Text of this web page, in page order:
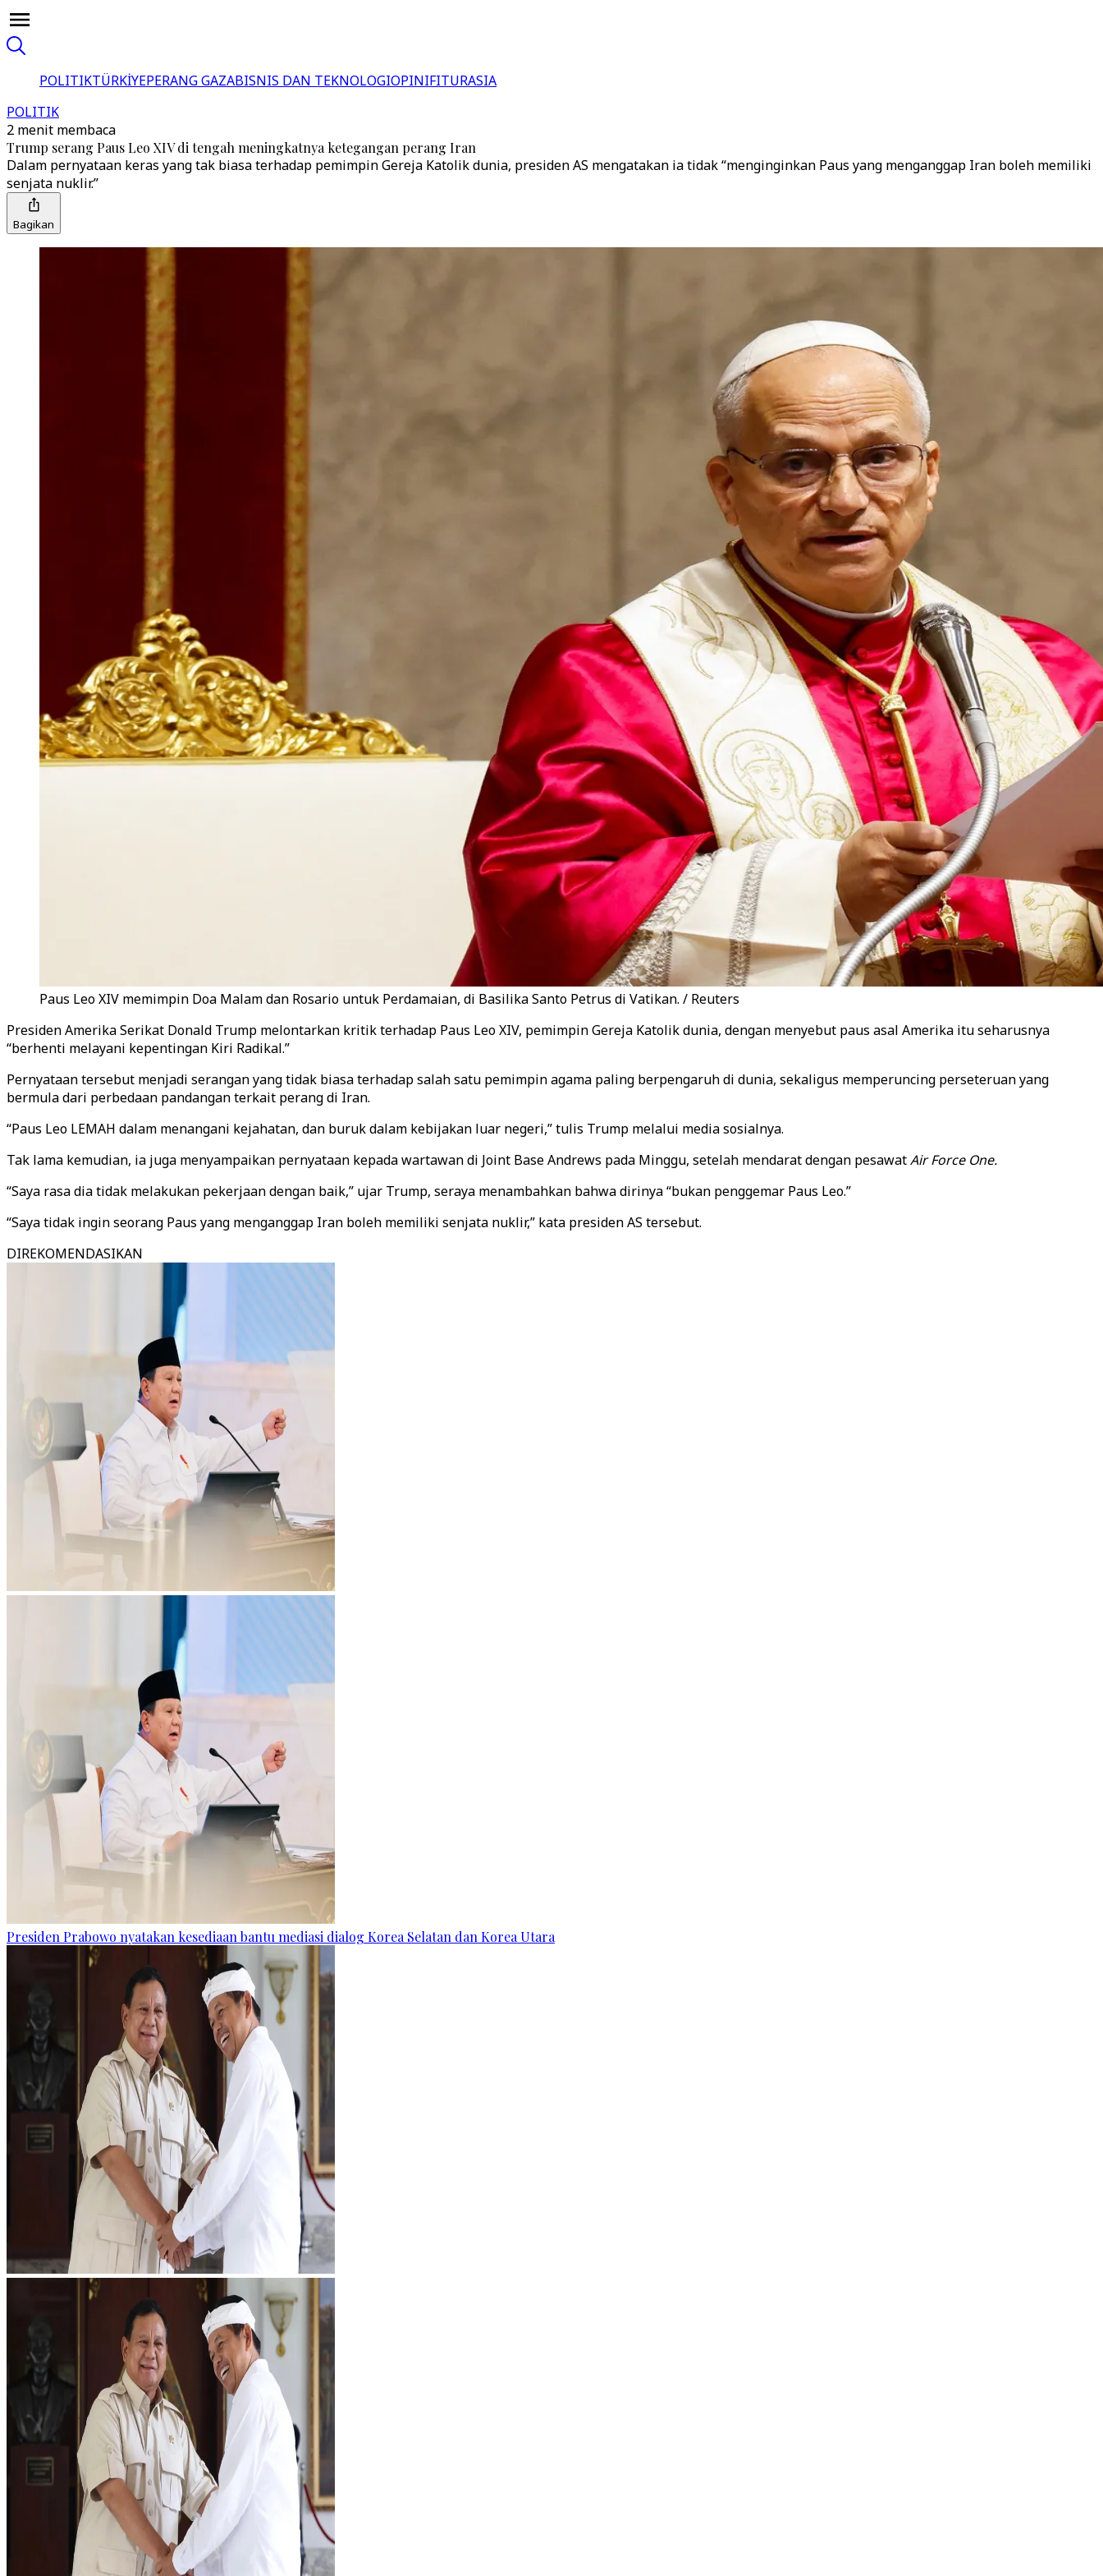
POLITIKTÜRKİYEPERANG GAZABISNIS DAN TEKNOLOGIOPINIFITURASIA
POLITIK
2 menit membaca
Trump serang Paus Leo XIV di tengah meningkatnya ketegangan perang Iran
Dalam pernyataan keras yang tak biasa terhadap pemimpin Gereja Katolik dunia, presiden AS mengatakan ia tidak “menginginkan Paus yang menganggap Iran boleh memiliki
senjata nuklir.”
Bagikan
Paus Leo XIV memimpin Doa Malam dan Rosario untuk Perdamaian, di Basilika Santo Petrus di Vatikan. / Reuters
Presiden Amerika Serikat Donald Trump melontarkan kritik terhadap Paus Leo XIV, pemimpin Gereja Katolik dunia, dengan menyebut paus asal Amerika itu seharusnya
“berhenti melayani kepentingan Kiri Radikal.”
Pernyataan tersebut menjadi serangan yang tidak biasa terhadap salah satu pemimpin agama paling berpengaruh di dunia, sekaligus memperuncing perseteruan yang
bermula dari perbedaan pandangan terkait perang di Iran.
“Paus Leo LEMAH dalam menangani kejahatan, dan buruk dalam kebijakan luar negeri,” tulis Trump melalui media sosialnya.
Tak lama kemudian, ia juga menyampaikan pernyataan kepada wartawan di Joint Base Andrews pada Minggu, setelah mendarat dengan pesawatAir Force One.
“Saya rasa dia tidak melakukan pekerjaan dengan baik,” ujar Trump, seraya menambahkan bahwa dirinya “bukan penggemar Paus Leo.”
“Saya tidak ingin seorang Paus yang menganggap Iran boleh memiliki senjata nuklir,” kata presiden AS tersebut.
DIREKOMENDASIKAN
Presiden Prabowo nyatakan kesediaan bantu mediasi dialog Korea Selatan dan Korea Utara